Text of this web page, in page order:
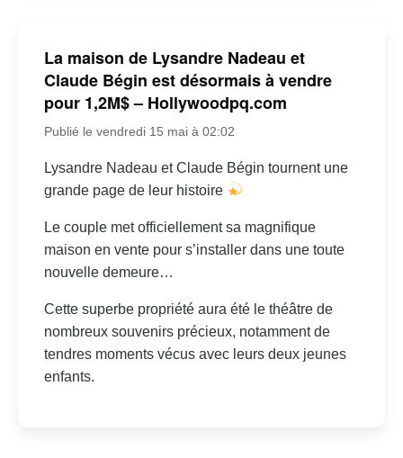
La maison de Lysandre Nadeau et
Claude Bégin est désormais à vendre
pour 1,2M$ – Hollywoodpq.com
Publié le vendredi 15 mai à 02:02
Lysandre Nadeau et Claude Bégin tournent une
grande page de leur histoire
Le couple met officiellement sa magnifique
maison en vente pour s’installer dans une toute
nouvelle demeure…
Cette superbe propriété aura été le théâtre de
nombreux souvenirs précieux, notamment de
tendres moments vécus avec leurs deux jeunes
enfants.